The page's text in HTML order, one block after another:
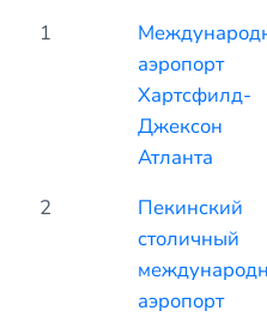
Рейтинг Имя
1
аэропорт
Хартсфилд-
Джексон
Атланта
2
Пекинский
столичный
аэропорт